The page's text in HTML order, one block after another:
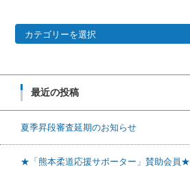
最近の投稿
夏季昇段審査延期のお知らせ
★「熊本柔道応援サポーター」賛助会員★